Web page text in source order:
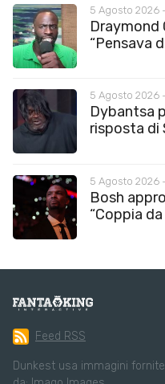
5 Agosto 2026
Draymond
“Pensava
5 Agosto 2026
Dybantsa
risposta di
5 Agosto 2026
Bosh
“Coppia
Feed RSS
Dunkest usa immagini fornite